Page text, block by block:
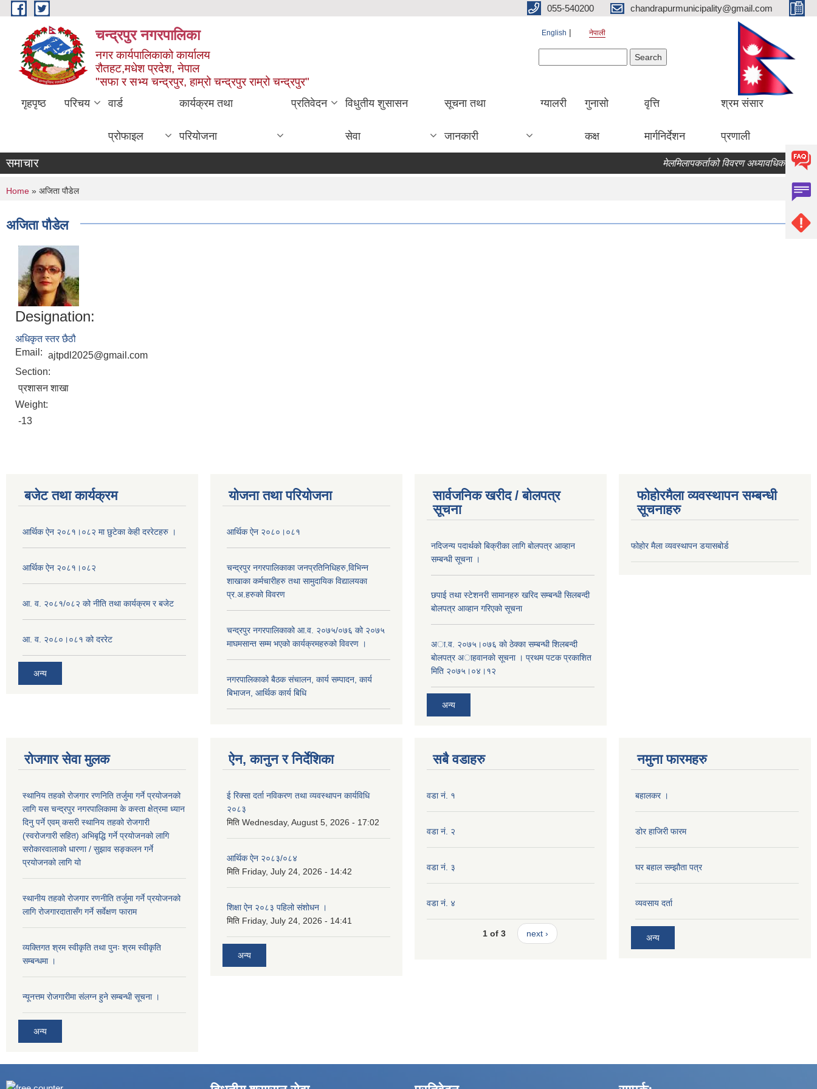
Skip to main content 055-540200 chandrapurmunicipality@gmail.com
चन्द्रपुर नगरपालिका
नगर कार्यपालिकाको कार्यालय
रौतहट,मधेश प्रदेश, नेपाल
"सफा र सभ्य चन्द्रपुर, हाम्रो चन्द्रपुर राम्रो चन्द्रपुर"
English नेपाली
गृहपृष्ठ परिचय वार्ड
प्रोफाइल
कार्यक्रम तथा
परियोजना
प्रतिवेदन विधुतीय शुसासन
सेवा
सूचना तथा
जानकारी
ग्यालरी गुनासो
कक्ष
वृत्ति
मार्गनिर्देशन
श्रम संसार
प्रणाली
समाचार मेलमिलापकर्ताको विवरण अध्यावधिक गर्ने
You are here
Home » अजिता पौडेल
अजिता पौडेल
Designation:
अधिकृत स्तर छैठौ
Email: ajtpdl2025@gmail.com
Section:
प्रशासन शाखा
Weight:
-13
बजेट तथा कार्यक्रम
आर्थिक ऐन २०८१।०८२ मा छुटेका केही दररेटहरु ।
आर्थिक ऐन २०८१।०८२
आ. व. २०८१/०८२ को नीति तथा कार्यक्रम र बजेट
आ. व. २०८०।०८१ को दररेट
अन्य
योजना तथा परियोजना
आर्थिक ऐन २०८०।०८१
चन्द्रपुर नगरपालिकाका जनप्रतिनिधिहरु,विभिन्न
शाखाका कर्मचारीहरु तथा सामुदायिक विद्यालयका
प्र.अ.हरुको विवरण
चन्द्रपुर नगरपालिकाको आ.व. २०७५/०७६ को २०७५
माघमसान्त सम्म भएको कार्यक्रमहरुको विवरण ।
नगरपालिकाको बैठक संचालन, कार्य सम्पादन, कार्य
बिभाजन, आर्थिक कार्य बिधि
सार्वजनिक खरीद / बोलपत्र
सूचना
नदिजन्य पदार्थको बिक्रीका लागि बोलपत्र आव्हान
सम्बन्धी सूचना ।
छपाई तथा स्टेशनरी सामानहरु खरिद सम्बन्धी सिलबन्दी
बोलपत्र आव्हान गरिएको सूचना
अा.व. २०७५।०७६ काे ठेक्का सम्बन्धी शिलबन्दी
बाेलपत्र अाहवानकाे सूचना । प्रथम पटक प्रकाशित
मिति २०७५।०४।१२
अन्य
फोहोरमैला व्यवस्थापन सम्बन्धी
सूचनाहरु
फोहोर मैला व्यवस्थापन डयासबोर्ड
रोजगार सेवा मुलक
स्थानिय तहको रोजगार रणनिति तर्जुमा गर्ने प्रयोजनको
लागि यस चन्द्रपुर नगरपालिकामा के कस्ता क्षेत्रमा ध्यान
दिनु पर्ने एवम् कसरी स्थानिय तहको रोजगारी
(स्वरोजगारी सहित) अभिबृद्धि गर्ने प्रयोजनको लागि
सरोकारवालाको धारणा / सुझाव सङ्कलन गर्ने
प्रयोजनको लागि यो
स्थानीय तहको रोजगार रणनीति तर्जुमा गर्ने प्रयोजनको
लागि रोजगारदातासँग गर्ने सर्वेक्षण फाराम
व्यक्तिगत श्रम स्वीकृति तथा पुनः श्रम स्वीकृति
सम्बन्धमा ।
न्यूनत्तम रोजगारीमा संलग्न हुने सम्बन्धी सूचना ।
अन्य
ऐन, कानुन र निर्देशिका
ई रिक्सा दर्ता नविकरण तथा व्यवस्थापन कार्यविधि
२०८३
मिति Wednesday, August 5, 2026 - 17:02
आर्थिक ऐन २०८३/०८४
मिति Friday, July 24, 2026 - 14:42
शिक्षा ऐन २०८३ पहिलो संशोधन ।
मिति Friday, July 24, 2026 - 14:41
अन्य
सबै वडाहरु
वडा नं. १
वडा नं. २
वडा नं. ३
वडा नं. ४
1 of 3 next ›
नमुना फारमहरु
बहालकर ।
डोर हाजिरी फारम
घर बहाल सम्झौता पत्र
व्यवसाय दर्ता
अन्य